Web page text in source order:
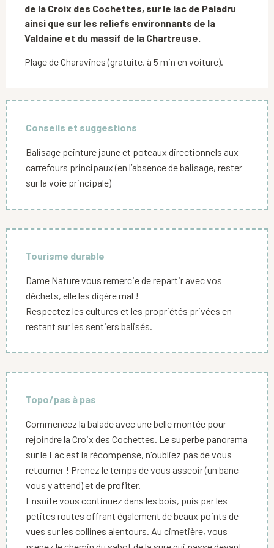
de la Croix des Cochettes, sur le lac de Paladru
ainsi que sur les reliefs environnants de la
Valdaine et du massif de la Chartreuse.
Plage de Charavines (gratuite, à 5 min en voiture).
Conseils et suggestions
Balisage peinture jaune et poteaux directionnels aux
carrefours principaux (en l’absence de balisage, rester
sur la voie principale)
Tourisme durable
Dame Nature vous remercie de repartir avec vos
déchets, elle les digère mal !
Respectez les cultures et les propriétés privées en
restant sur les sentiers balisés.
Topo/pas à pas
Commencez la balade avec une belle montée pour
rejoindre la Croix des Cochettes. Le superbe panorama
sur le Lac est la récompense, n'oubliez pas de vous
retourner ! Prenez le temps de vous asseoir (un banc
vous y attend) et de profiter.
Ensuite vous continuez dans les bois, puis par les
petites routes offrant également de beaux points de
vues sur les collines alentours. Au cimetière, vous